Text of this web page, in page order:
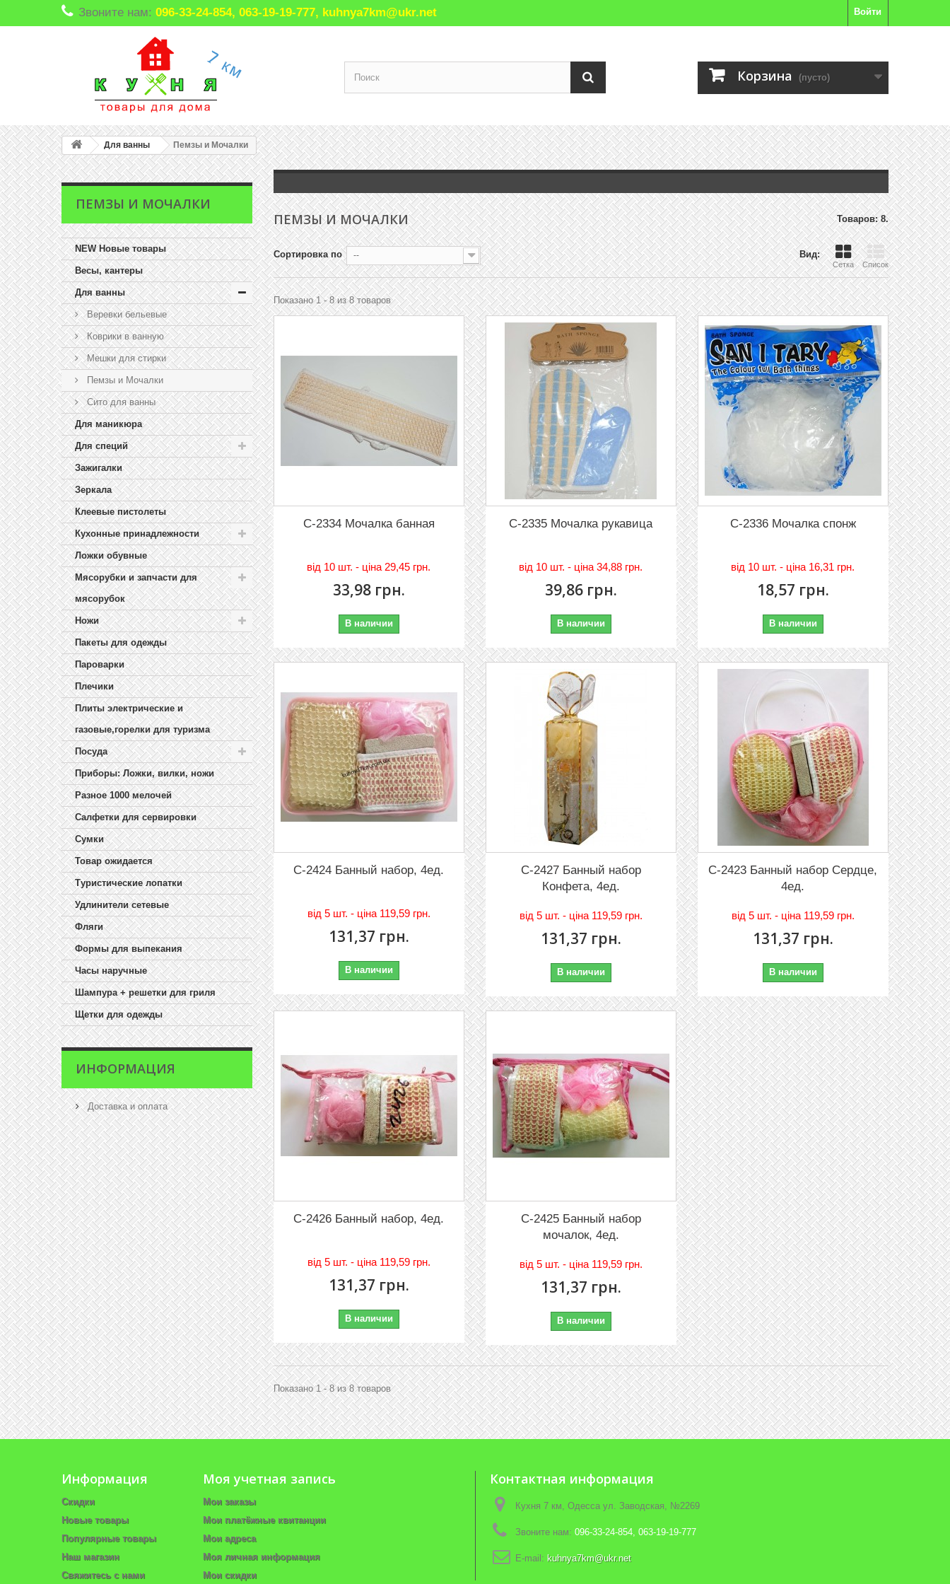
Войти
Звоните нам: 096-33-24-854, 063-19-19-777, kuhnya7km@ukr.net
Корзина (пусто)
Для ванны Пемзы и Мочалки
ПЕМЗЫ И МОЧАЛКИ
NEW Новые товары
Весы, кантеры
Для ванны
Веревки бельевые
Коврики в ванную
Мешки для стирки
Пемзы и Мочалки
Сито для ванны
Для маникюра
Для специй
Зажигалки
Зеркала
Клеевые пистолеты
Кухонные принадлежности
Ложки обувные
Мясорубки и запчасти для
мясорубок
Ножи
Пакеты для одежды
Пароварки
Плечики
Плиты электрические и
газовые,горелки для туризма
Посуда
Приборы: Ложки, вилки, ножи
Разное 1000 мелочей
Салфетки для сервировки
Сумки
Товар ожидается
Туристические лопатки
Удлинители сетевые
Фляги
Формы для выпекания
Часы наручные
Шампура + решетки для гриля
Щетки для одежды
ИНФОРМАЦИЯ
Доставка и оплата
ПЕМЗЫ И МОЧАЛКИ Товаров: 8.
Вид:
Сетка Список
Сортировка по --
Показано 1 - 8 из 8 товаров
C-2334 Мочалка банная
вiд 10 шт. - цiна 29,45 грн.
33,98 грн.
В наличии
C-2335 Мочалка рукавица
вiд 10 шт. - цiна 34,88 грн.
39,86 грн.
В наличии
C-2336 Мочалка спонж
вiд 10 шт. - цiна 16,31 грн.
18,57 грн.
В наличии
C-2424 Банный набор, 4ед.
вiд 5 шт. - цiна 119,59 грн.
131,37 грн.
В наличии
C-2427 Банный набор
Конфета, 4ед.
вiд 5 шт. - цiна 119,59 грн.
131,37 грн.
В наличии
C-2423 Банный набор Сердце,
4ед.
вiд 5 шт. - цiна 119,59 грн.
131,37 грн.
В наличии
C-2426 Банный набор, 4ед.
вiд 5 шт. - цiна 119,59 грн.
131,37 грн.
В наличии
C-2425 Банный набор
мочалок, 4ед.
вiд 5 шт. - цiна 119,59 грн.
131,37 грн.
В наличии
Показано 1 - 8 из 8 товаров
Информация
Скидки
Новые товары
Популярные товары
Наш магазин
Свяжитесь с нами
Моя учетная запись
Мои заказы
Мои платёжные квитанции
Мои адреса
Моя личная информация
Мои скидки
Контактная информация
Кухня 7 км, Одесса ул. Заводская, №2269
Звоните нам: 096-33-24-854, 063-19-19-777
E-mail: kuhnya7km@ukr.net